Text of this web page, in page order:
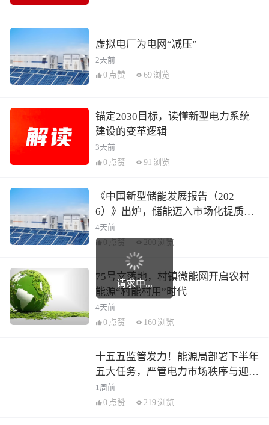
虚拟电厂为电网“减压”
2天前
0 点赞 69 浏览
锚定2030目标，读懂新型电力系统
建设的变革逻辑
3天前
0 点赞 91 浏览
《中国新型储能发展报告（202
6）》出炉，储能迈入市场化提质新
阶段
4天前
点赞 200 浏览
75号文落地，村镇微能网开启农村
能源“村能村用”时代
4天前
0 点赞 160 浏览
十五五监管发力！能源局部署下半年
五大任务，严管电力市场秩序与迎峰
度夏保供
1周前
0 点赞 219 浏览
请求中...